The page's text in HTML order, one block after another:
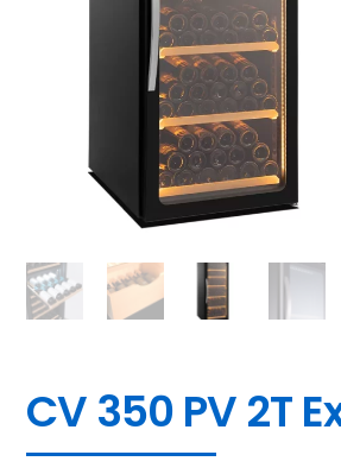
CV 350 PV 2T